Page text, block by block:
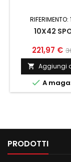
RIFERIMENTO:
10X42
221,97 €
 Aggiungi
 A
PRODOTTI